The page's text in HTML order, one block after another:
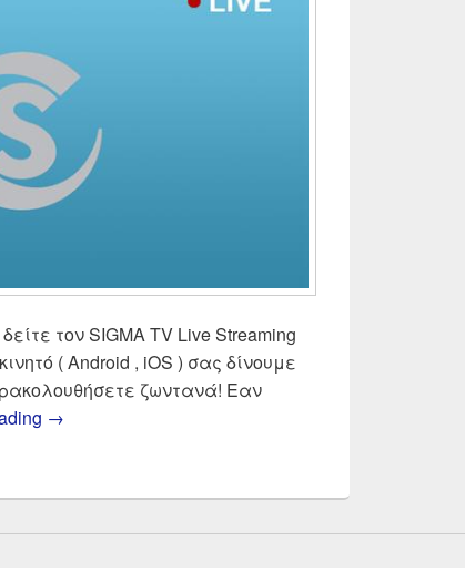
τον SIGMA TV Live Streaming
( Android , iOS ) σας δίνουμε
ζωντανά! Εαν
SIGMA TV Live Streaming | Δες ζωντανά Σίγμα
→